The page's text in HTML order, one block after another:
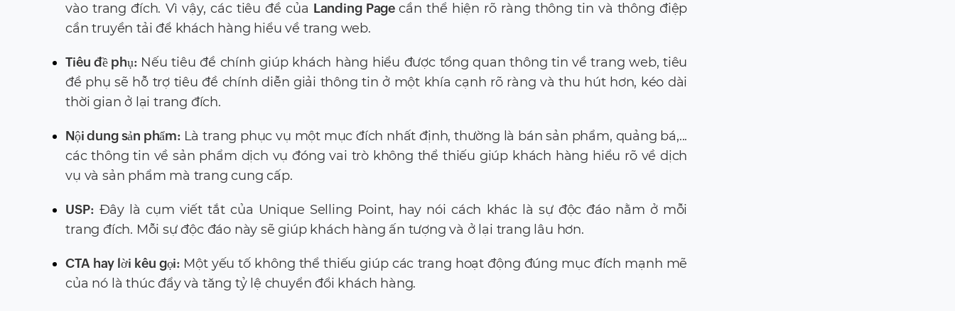
vào trang đích. Vì vậy, các tiêu đề của Landing Pagecần thể hiện rõ ràng thông tin và thông điệp
cần truyền tải để khách hàng hiểu về trang web.
Tiêu đề phụ: Nếu tiêu đề chính giúp khách hàng hiểu được tổng quan thông tin về trang web, tiêu
đề phụ sẽ hỗ trợ tiêu đề chính diễn giải thông tin ở một khía cạnh rõ ràng và thu hút hơn, kéo dài
thời gian ở lại trang đích.
Nội dung sản phẩm: Là trang phục vụ một mục đích nhất định, thường là bán sản phẩm, quảng bá,...
các thông tin về sản phẩm dịch vụ đóng vai trò không thể thiếu giúp khách hàng hiểu rõ về dịch
vụ và sản phẩm mà trang cung cấp.
USP: Đây là cụm viết tắt của Unique Selling Point, hay nói cách khác là sự độc đáo nằm ở mỗi
trang đích. Mỗi sự độc đáo này sẽ giúp khách hàng ấn tượng và ở lại trang lâu hơn.
CTA hay lời kêu gọi: Một yếu tố không thể thiếu giúp các trang hoạt động đúng mục đích mạnh mẽ
của nó là thúc đẩy và tăng tỷ lệ chuyển đổi khách hàng.